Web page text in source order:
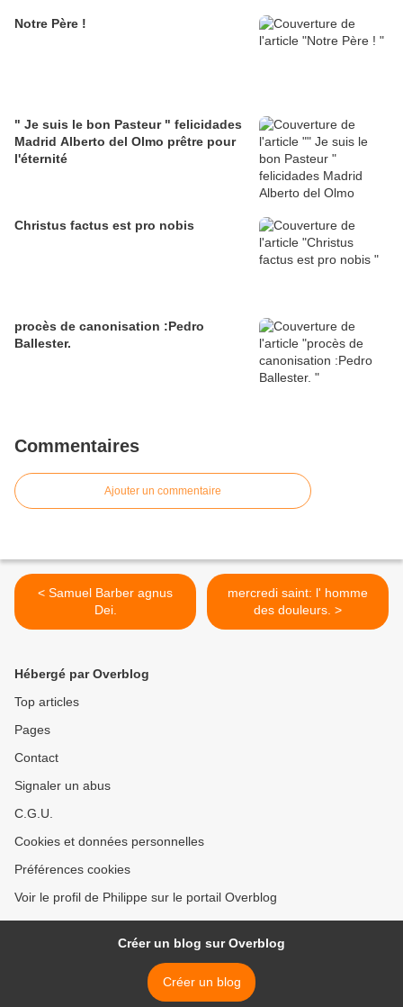
Notre Père !
" Je suis le bon Pasteur " felicidades
Madrid Alberto del Olmo prêtre pour
l'éternité
Christus factus est pro nobis
procès de canonisation :Pedro
Ballester.
Commentaires
Ajouter un commentaire
< Samuel Barber agnus
Dei.
mercredi saint: l' homme
des douleurs. >
Hébergé par Overblog
Top articles
Pages
Contact
Signaler un abus
C.G.U.
Cookies et données personnelles
Préférences cookies
Voir le profil de Philippe sur le portail Overblog
Créer un blog sur Overblog
Créer un blog